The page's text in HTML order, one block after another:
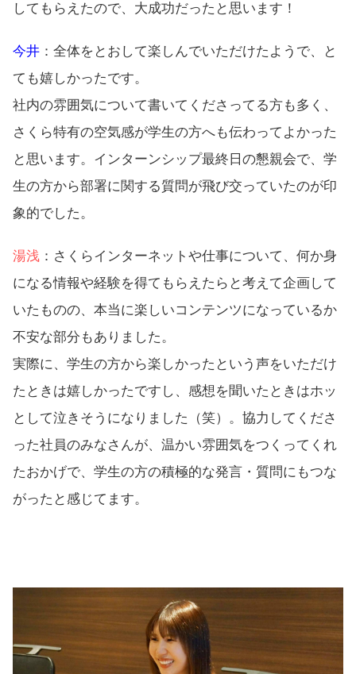
してもらえたので、大成功だったと思います！
今井 ：全体をとおして楽しんでいただけたようで、と
ても嬉しかったです。
社内の雰囲気について書いてくださってる方も多く、
さくら特有の空気感が学生の方へも伝わってよかった
と思います。インターンシップ最終日の懇親会で、学
生の方から部署に関する質問が飛び交っていたのが印
象的でした。
湯浅 ：さくらインターネットや仕事について、何か身
になる情報や経験を得てもらえたらと考えて企画して
いたものの、本当に楽しいコンテンツになっているか
不安な部分もありました。
実際に、学生の方から楽しかったという声をいただけ
たときは嬉しかったですし、感想を聞いたときはホッ
として泣きそうになりました（笑）。協力してくださ
った社員のみなさんが、温かい雰囲気をつくってくれ
たおかげで、学生の方の積極的な発言・質問にもつな
がったと感じてます。